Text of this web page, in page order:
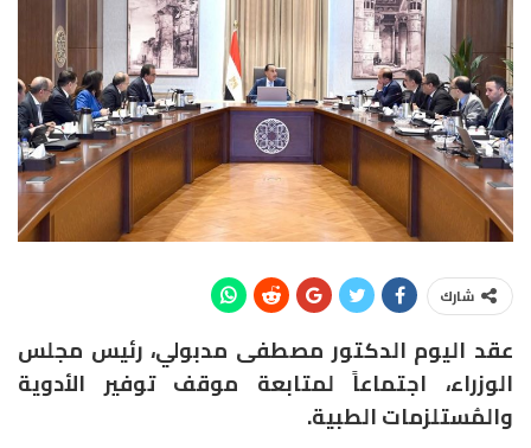
شارك
عقد اليوم الدكتور مصطفى مدبولي، رئيس مجلس
الوزراء، اجتماعاً لمتابعة موقف توفير الأدوية
والمُستلزمات الطبية.